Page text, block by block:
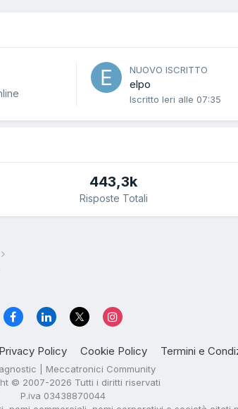
NUOVO ISCRITTO
elpo
Iscritto Ieri alle 07:35
443,3k
Risposte Totali
Privacy Policy Cookie Policy Termini e
| Meccatronici Community
© 2007-2026 Tutti i diritti riservati
P.iva 03438870044